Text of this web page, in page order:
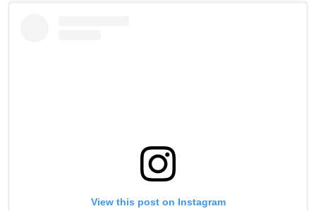
View this post on Instagram